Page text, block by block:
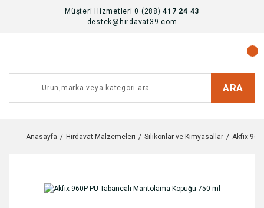
Müşteri Hizmetleri 0 (288)417 24 43
destek@hirdavat39.com
ARA
Anasayfa Hırdavat Malzemeleri Silikonlar ve Kimyasallar Akfix